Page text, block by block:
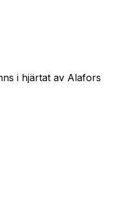
i hjärtat av Alafors